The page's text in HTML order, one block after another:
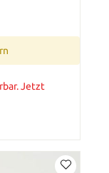
Jetzt